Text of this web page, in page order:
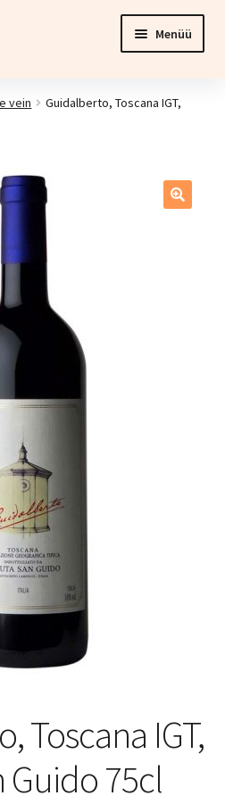
Menüü
Ava
vein
Guidalberto, Toscana IGT,
Toscana IGT,
Guido 75cl